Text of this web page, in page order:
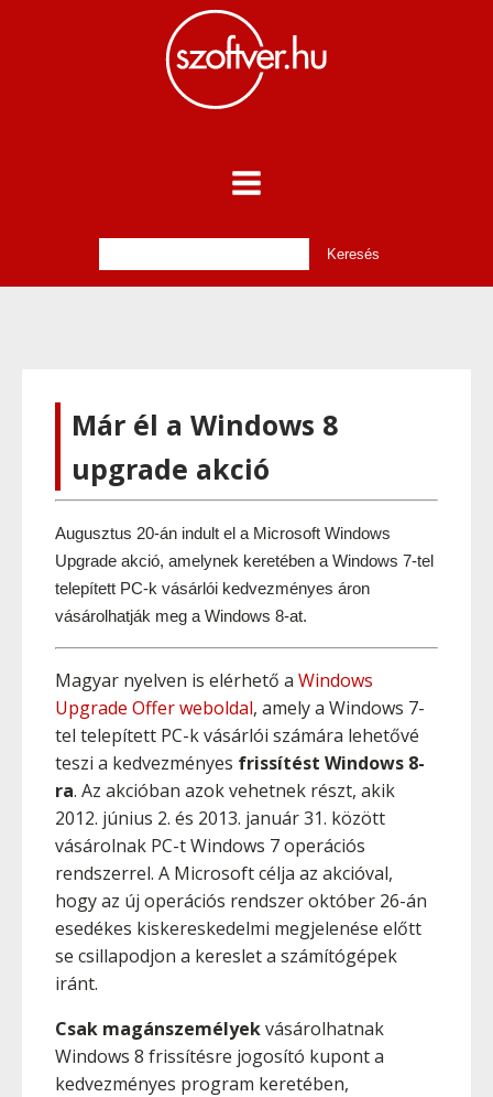
Már él a Windows 8
upgrade akció
Augusztus 20-án indult el a Microsoft Windows
Upgrade akció, amelynek keretében a Windows 7-tel
telepített PC-k vásárlói kedvezményes áron
vásárolhatják meg a Windows 8-at.
Magyar nyelven is elérhető a Windows
Upgrade Offer weboldal, amely a Windows 7-
tel telepített PC-k vásárlói számára lehetővé
teszi a kedvezményes frissítést Windows 8-
ra. Az akcióban azok vehetnek részt, akik
2012. június 2. és 2013. január 31. között
vásárolnak PC-t Windows 7 operációs
rendszerrel. A Microsoft célja az akcióval,
hogy az új operációs rendszer október 26-án
esedékes kiskereskedelmi megjelenése előtt
se csillapodjon a kereslet a számítógépek
iránt.
Csak magánszemélyekvásárolhatnak
Windows 8 frissítésre jogosító kupont a
kedvezményes program keretében,